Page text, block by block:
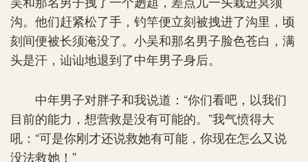
沟。他们赶紧松了手，钓竿便立刻被拽进了沟里，顷
刻间便被长须淹没了。小吴和那名男子脸色苍白，满
头是汗，讪讪地退到了中年男子身后。
中年男子对胖子和我说道：“你们看吧，以我们
目前的能力，想营救是没有可能的。”我气愤得大
吼：“可是你刚才还说救她有可能，你现在怎么又说
没法救她！”